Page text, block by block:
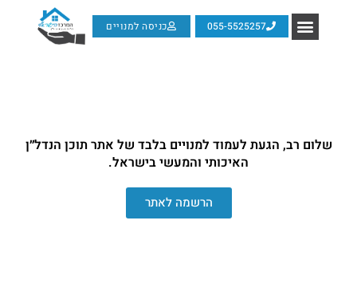
055-5525257 כניסה למנויים
שלום רב, הגעת לעמוד למנויים בלבד של אתר תוכן הנדל״ן
האיכותי והמעשי בישראל.
הרשמה לאתר